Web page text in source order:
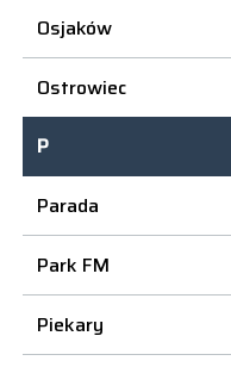
Osjaków
Ostrowiec
P
Parada
Park FM
Piekary